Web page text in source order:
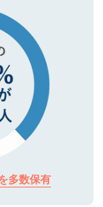
心ください。
多数保有